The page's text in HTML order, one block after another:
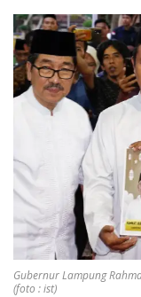
Gubernur Lampung
(foto : ist)